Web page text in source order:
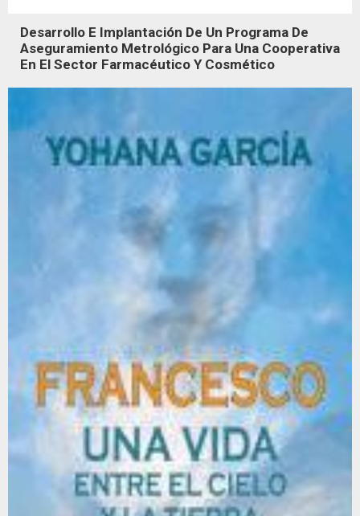
Desarrollo E Implantación De Un Programa De
Aseguramiento Metrológico Para Una Cooperativa
En El Sector Farmacéutico Y Cosmético